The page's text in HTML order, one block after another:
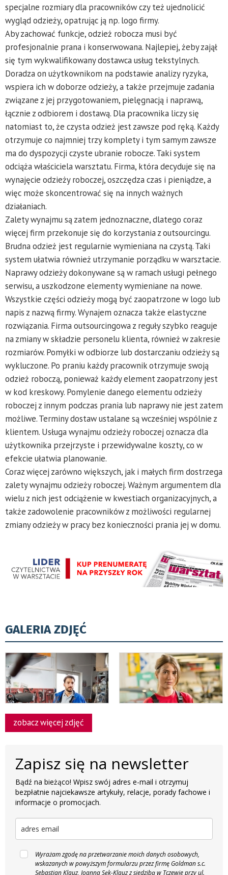
specjalne rozmiary dla pracowników czy też ujednolicić
wygląd odzieży, opatrując ją np. logo firmy.
Aby zachować funkcje, odzież robocza musi być
profesjonalnie prana i konserwowana. Najlepiej, żeby zajął
się tym wykwalifikowany dostawca usług tekstylnych.
Doradza on użytkownikom na podstawie analizy ryzyka,
wspiera ich w doborze odzieży, a także przejmuje zadania
związane z jej przygotowaniem, pielęgnacją i naprawą,
łącznie z odbiorem i dostawą. Dla pracownika liczy się
natomiast to, że czysta odzież jest zawsze pod ręką. Każdy
otrzymuje co najmniej trzy komplety i tym samym zawsze
ma do dyspozycji czyste ubranie robocze. Taki system
odciąża właściciela warsztatu. Firma, która decyduje się na
wynajęcie odzieży roboczej, oszczędza czas i pieniądze, a
więc może skoncentrować się na innych ważnych
działaniach.
Zalety wynajmu są zatem jednoznaczne, dlatego coraz
więcej firm przekonuje się do korzystania z outsourcingu.
Brudna odzież jest regularnie wymieniana na czystą. Taki
system ułatwia również utrzymanie porządku w warsztacie.
Naprawy odzieży dokonywane są w ramach usługi pełnego
serwisu, a uszkodzone elementy wymieniane na nowe.
Wszystkie części odzieży mogą być zaopatrzone w logo lub
napis z nazwą firmy. Wynajem oznacza także elastyczne
rozwiązania. Firma outsourcingowa z reguły szybko reaguje
na zmiany w składzie personelu klienta, również w zakresie
rozmiarów. Pomyłki w odbiorze lub dostarczaniu odzieży są
wykluczone. Po praniu każdy pracownik otrzymuje swoją
odzież roboczą, ponieważ każdy element zaopatrzony jest
w kod kreskowy. Pomylenie danego elementu odzieży
roboczej z innym podczas prania lub naprawy nie jest zatem
możliwe. Terminy dostaw ustalane są wcześniej wspólnie z
klientem. Usługa wynajmu odzieży roboczej oznacza dla
użytkownika przejrzyste i przewidywalne koszty, co w
efekcie ułatwia planowanie.
Coraz więcej zarówno większych, jak i małych firm dostrzega
zalety wynajmu odzieży roboczej. Ważnym argumentem dla
wielu z nich jest odciążenie w kwestiach organizacyjnych, a
także zadowolenie pracowników z możliwości regularnej
zmiany odzieży w pracy bez konieczności prania jej w domu.
GALERIA ZDJĘĆ
zobacz więcej zdjęć
Zapisz się na newsletter
Bądź na bieżąco! Wpisz swój adres e-mail i otrzymuj
bezpłatnie najciekawsze artykuły, relacje, porady fachowe i
informacje o promocjach.
Wyrażam zgodę na przetwarzanie moich danych osobowych,
wskazanych w powyższym formularzu przez firmę Goldman s.c.
Sebastian Klauz, Joanna Sęk-Klauz z siedzibą w Tczewie przy ul.